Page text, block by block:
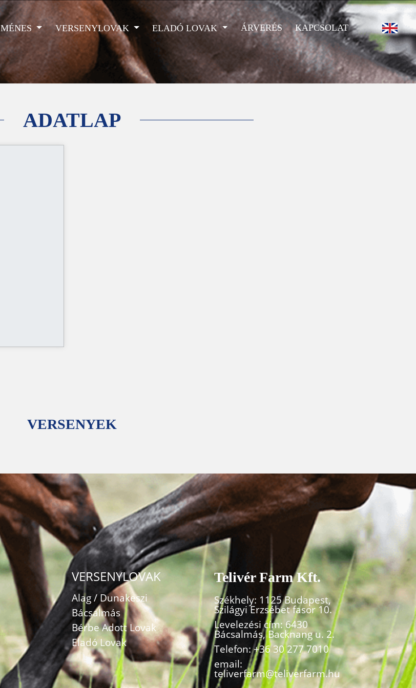
MÉNES VERSENYLOVAK ELADÓ LOVAK ÁRVERÉS KAPCSOLAT
ADATLAP
VERSENYEK
VERSENYLOVAK
Alag / Dunakeszi
Bácsalmás
Bérbe Adott Lovak
Eladó Lovak
Telivér Farm Kft.
Székhely: 1125 Budapest,
Szilágyi Erzsébet fasor 10.
Levelezési cím: 6430
Bácsalmás, Backnang u. 2.
Telefon:+36 30 277 7010
email:
teliverfarm@teliverfarm.hu